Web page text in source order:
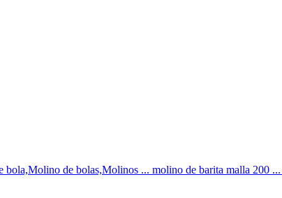
bola,Molino de bolas,Molinos ... molino de barita malla